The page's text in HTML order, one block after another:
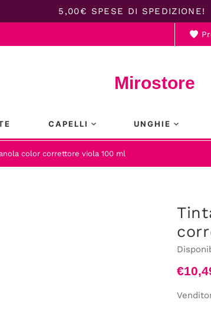
5,00€ SPESE DI SPEDIZIONE!
Mirostore
CAPELLI UNGHIE
color correttore viola 100 ml